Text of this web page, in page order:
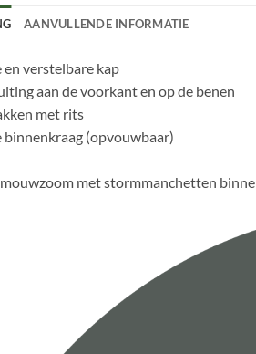
AANVULLENDE INFORMATIE
verstelbare kap
aan de voorkant en op de benen
met rits
binnenkraag (opvouwbaar)
met stormmanchetten